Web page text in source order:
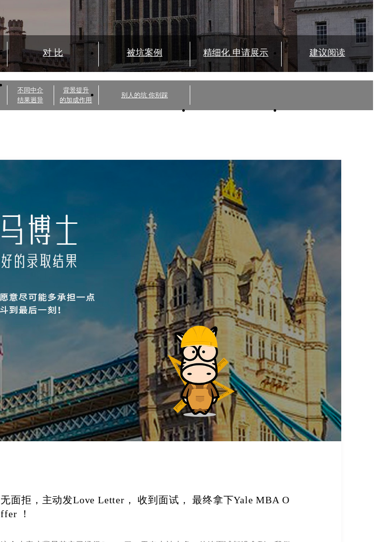
对 比 被坑案例 精细化 申请展示 建议阅读
不同中介
结果迥异
背景提升
的加成作用
别人的坑 你别踩
无面拒，主动‬发Love Letter， 收‬到面试， 最终‬拿下Yale MBA O
ffer ！